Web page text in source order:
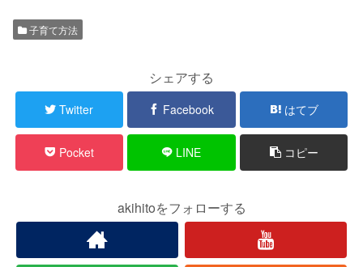
子育て方法
シェアする
Twitter Facebook はてブ
Pocket LINE コピー
akihitoをフォローする